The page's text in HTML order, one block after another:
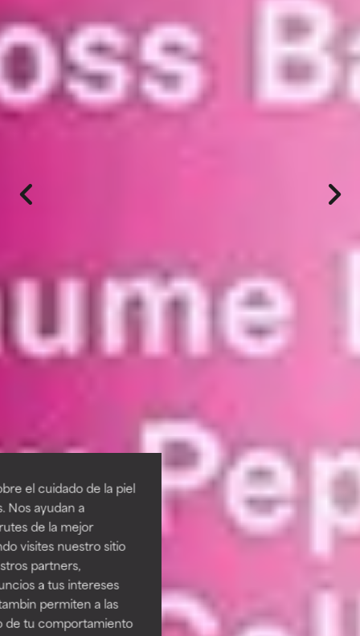
el cuidado de la piel
Nos ayudan a
de la mejor
visites nuestro sitio
partners,
a tus intereses
permiten a las
de tu comportamiento